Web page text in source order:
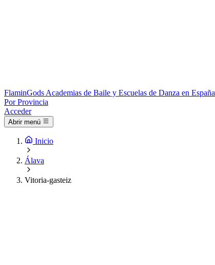
FlaminGods Academias de Baile y Escuelas de Danza en España
Por Provincia
Acceder
Abrir menú
Inicio
Álava
Vitoria-gasteiz